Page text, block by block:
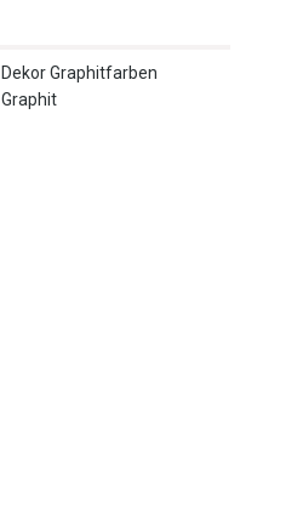
Dekor Graphitfarben
Graphit